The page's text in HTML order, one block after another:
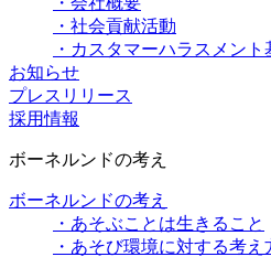
・社会貢献活動
・カスタマーハラスメント
お知らせ
プレスリリース
採用情報
ボーネルンドの考え
ボーネルンドの考え
・あそぶことは生きること
・あそび環境に対する考え